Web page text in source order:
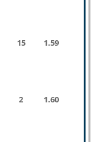
15 1.59
2 1.60